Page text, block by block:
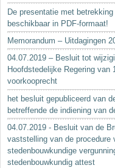
De presentatie met
beschikbaar in PDF-formaat!
Memorandum – Uitdagingen
04.07.2019 – Besluit tot
Hoofdstedelijke Regering van
voorkooprecht
het besluit gepubliceerd van
betreffende de indiening van
04.07.2019 - Besluit van de
vaststelling van de procedure
stedenbouwkundige
stedenbouwkundig attest